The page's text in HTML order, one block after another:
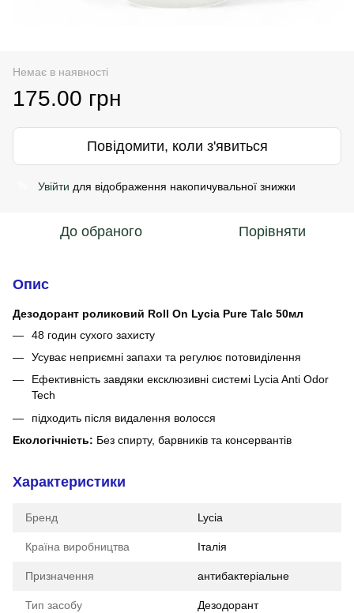
Немає в наявності
175.00 грн
Повідомити, коли з'явиться
Увійти для відображення накопичувальної знижки
До обраного Порівняти
Опис
Дезодорант роликовий Roll On Lycia Pure Talc 50мл
48 годин сухого захисту
Усуває неприємні запахи та регулює потовиділення
Ефективність завдяки ексклюзивні системі Lycia Anti Odor
Tech
підходить після видалення волосся
Екологічність: Без спирту, барвників та консервантів
Характеристики
Бренд Lycia
Країна виробництва Італія
Призначення антибактеріальне
Тип засобу Дезодорант